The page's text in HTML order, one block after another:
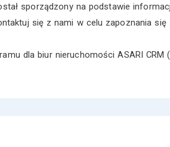
sporządzony na podstawie
się z nami w celu zapoznania się
dla biur nieruchomości ASARI CRM